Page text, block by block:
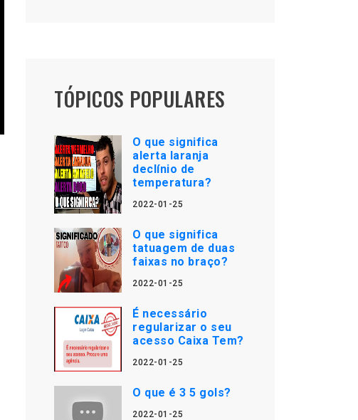
TÓPICOS POPULARES
O que significa
alerta laranja
declínio de
temperatura?
2022-01-25
O que significa
tatuagem de duas
faixas no braço?
2022-01-25
É necessário
regularizar o seu
acesso Caixa Tem?
2022-01-25
O que é 3 5 gols?
2022-01-25